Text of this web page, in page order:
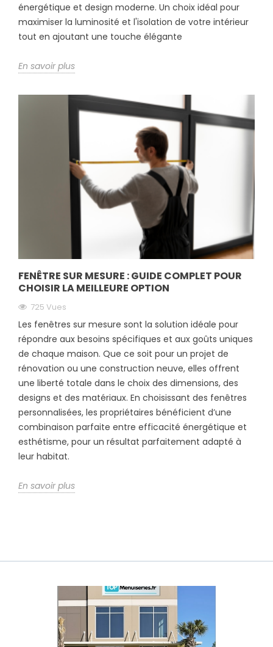
énergétique et design moderne. Un choix idéal pour
maximiser la luminosité et l'isolation de votre intérieur
tout en ajoutant une touche élégante
En savoir plus
FENÊTRE SUR MESURE : GUIDE COMPLET POUR
CHOISIR LA MEILLEURE OPTION
725 Vues
Les fenêtres sur mesure sont la solution idéale pour
répondre aux besoins spécifiques et aux goûts uniques
de chaque maison. Que ce soit pour un projet de
rénovation ou une construction neuve, elles offrent
une liberté totale dans le choix des dimensions, des
designs et des matériaux. En choisissant des fenêtres
personnalisées, les propriétaires bénéficient d’une
combinaison parfaite entre efficacité énergétique et
esthétisme, pour un résultat parfaitement adapté à
leur habitat.
En savoir plus